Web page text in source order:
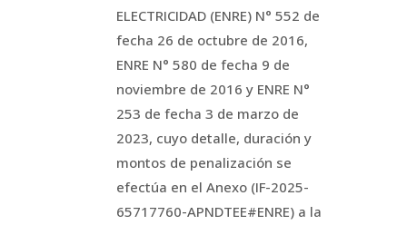
ELECTRICIDAD (ENRE) N° 552 de
fecha 26 de octubre de 2016,
ENRE N° 580 de fecha 9 de
noviembre de 2016 y ENRE N°
253 de fecha 3 de marzo de
2023, cuyo detalle, duración y
montos de penalización se
efectúa en el Anexo (IF-2025-
65717760-APNDTEE#ENRE) a la